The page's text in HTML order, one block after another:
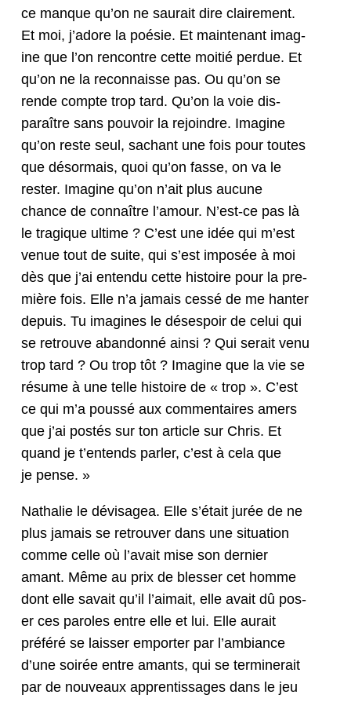
ce manque qu’on ne saurait dire claire­ment.
Et moi, j’adore la poésie. Et main­tenant imag­
ine que l’on ren­con­tre cette moitié per­due. Et
qu’on ne la recon­naisse pas. Ou qu’on se
rende compte trop tard. Qu’on la voie dis­
paraître sans pou­voir la rejoin­dre. Imag­ine
qu’on reste seul, sachant une fois pour toutes
que désor­mais, quoi qu’on fasse, on va le
rester. Imag­ine qu’on n’ait plus aucune
chance de con­naître l’amour. N’est-ce pas là
le trag­ique ultime ? C’est une idée qui m’est
venue tout de suite, qui s’est imposée à moi
dès que j’ai enten­du cette his­toire pour la pre­
mière fois. Elle n’a jamais cessé de me hanter
depuis. Tu imag­ines le dés­espoir de celui qui
se retrou­ve aban­don­né ain­si ? Qui serait venu
trop tard ? Ou trop tôt ? Imag­ine que la vie se
résume à une telle his­toire de « trop ». C’est
ce qui m’a poussé aux com­men­taires amers
que j’ai postés sur ton arti­cle sur Chris. Et
quand je t’en­tends par­ler, c’est à cela que
je pense. »
Nathalie le dévis­agea. Elle s’é­tait jurée de ne
plus jamais se retrou­ver dans une sit­u­a­tion
comme celle où l’avait mise son dernier
amant. Même au prix de bless­er cet homme
dont elle savait qu’il l’aimait, elle avait dû pos­
er ces paroles entre elle et lui. Elle aurait
préféré se laiss­er emporter par l’am­biance
d’une soirée entre amants, qui se ter­min­erait
par de nou­veaux appren­tis­sages dans le jeu